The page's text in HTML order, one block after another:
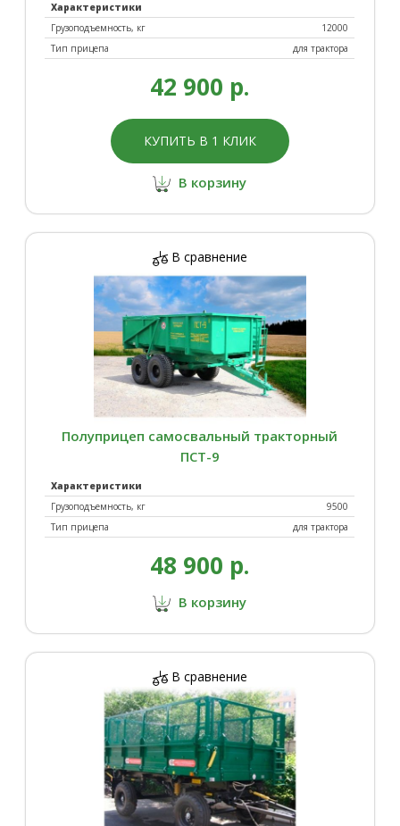
Характеристики
Грузоподъемность, кг
12000
Тип прицепа
для трактора
42 900 р.
КУПИТЬ В 1 КЛИК
В корзину
В сравнение
Полуприцеп самосвальный тракторный
ПСТ-9
Характеристики
Грузоподъемность, кг
9500
Тип прицепа
для трактора
48 900 р.
В корзину
В сравнение